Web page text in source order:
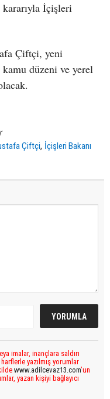
kararıyla İçişleri
Çiftçi, yeni
düzeni ve yerel
Çiftçi, İçişleri Bakanı
imalar, inançlara saldırı
yazılmış yorumlar
www.adilcevaz13.com’un
yazan kişiyi bağlayıcı